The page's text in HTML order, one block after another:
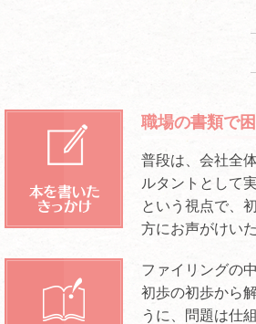
職場の書類で
普段は、会社全
ルタントとして
という視点で、
方にお声がけい
ファイリングの
初歩の初歩から
うに、問題は仕